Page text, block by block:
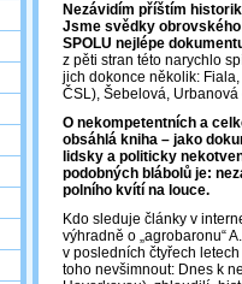
Nezávidím příštím
Jsme svědky
SPOLU nejlépe
z pěti stran této narychlo
jich dokonce několik:
ČSL), Šebelová, Urbanová
O nekompetentních a
obsáhlá kniha – jako
lidsky a politicky
podobných blábolů je:
polního kvítí na louce.
Kdo sleduje články v
výhradně o „agrobaronu“
v posledních čtyřech
toho nevšimnout: Dnes k